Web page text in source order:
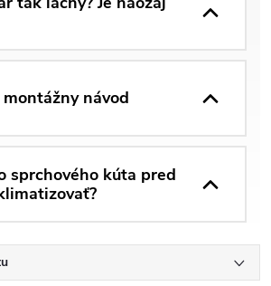
návod
sprchového kúta pred